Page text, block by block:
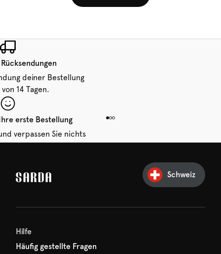
deiner Bestellung
14 Tagen.
erste Bestellung
verpassen Sie nichts
erster Rabatt wartet
Schweiz
Hilfe
Häufig gestellte Fragen